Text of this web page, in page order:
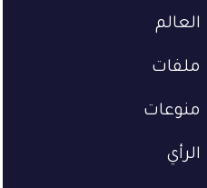
العالم
ملفات
منوعات
الرأي